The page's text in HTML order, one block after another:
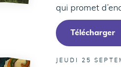
qui promet
Télécharger
JEUDI 25